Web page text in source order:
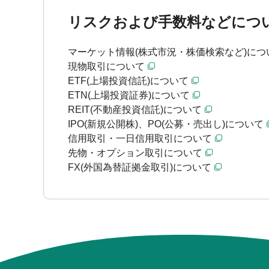
リスクおよび手数料などにつ
マーケット情報(株式市況・株価検索など)につ
現物取引について
ETF(上場投資信託)について
ETN(上場投資証券)について
REIT(不動産投資信託)について
IPO(新規公開株)、PO(公募・売出し)について
信用取引・一日信用取引について
先物・オプション取引について
FX(外国為替証拠金取引)について